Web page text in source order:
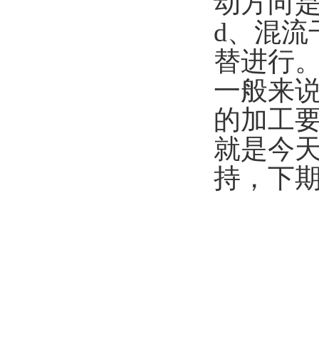
d、混流
替进行
一般来
的加工
就是今
持，下